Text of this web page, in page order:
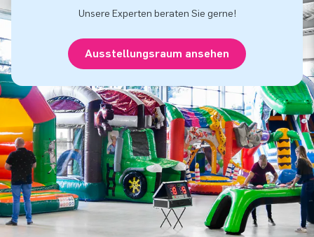
Unsere Experten beraten Sie gerne!
Ausstellungsraum ansehen